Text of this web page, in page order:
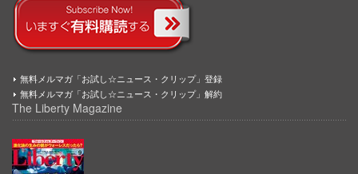
無料メルマガ「お試し☆ニュース・クリップ」登録
無料メルマガ「お試し☆ニュース・クリップ」解約
The Liberty Magazine